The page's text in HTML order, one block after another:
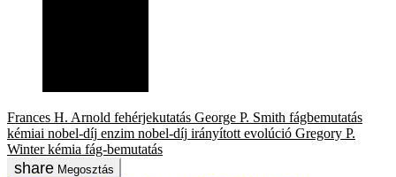
Frances H. Arnold fehérjekutatás George P. Smith fágbemutatás
kémiai nobel-díj enzim nobel-díj irányított evolúció Gregory P.
Winter kémia fág-bemutatás
Megosztás